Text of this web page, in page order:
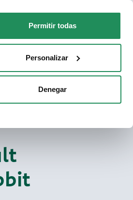
Permitir todas
Personalizar
Denegar
Contactos ES
COMPRAR